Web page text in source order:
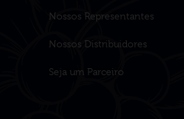
Nossos Representantes
Nossos Distribuidores
Seja um Parceiro